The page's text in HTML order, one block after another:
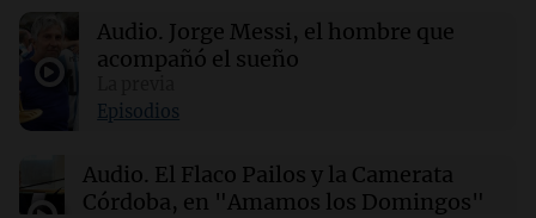
00:11 Clima
Clima en Rosario: cómo estará el tiempo este
lunes 10 de agosto
Audio. Jorge Messi, el hombre que
acompañó el sueño
Episodios
Audio. El Flaco Pailos y la Camerata
Córdoba, en "Amamos los Domingos"